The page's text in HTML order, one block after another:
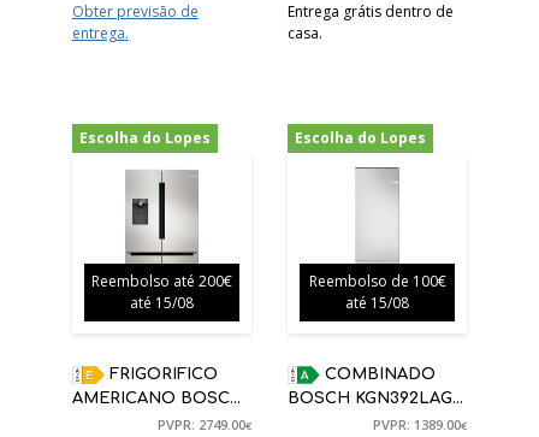
Obter previsão de
entrega.
Entrega grátis dentro de
casa.
Escolha do Lopes
-42%
Reembolso até 200€
até 15/08
AMERICANO BOSCH
KFD96APEA 574L
PVPR: 2749.00€
Escolha do Lopes
-34%
Reembolso de 100€
até 15/08
COMBINADO
BOSCH KGN392LAG
NOFROST 363 LPVPR: 1389.00€